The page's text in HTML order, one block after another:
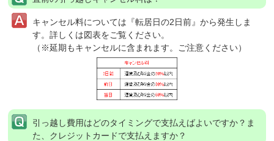
キャンセル料については『転居日の2日前』から発生しま
す。詳しくは図表をご覧ください。
（※延期もキャンセルに含まれます。ご注意ください）
引っ越し費用はどのタイミングで支払えばよいですか？ま
た、クレジットカードで支払えますか？